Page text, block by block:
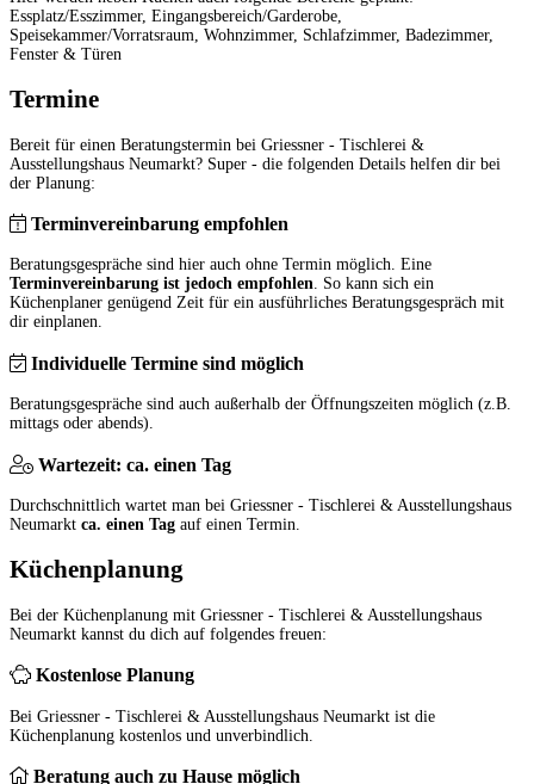
Essplatz/Esszimmer, Eingangsbereich/Garderobe,
Speisekammer/Vorratsraum, Wohnzimmer, Schlafzimmer, Badezimmer,
Fenster & Türen
Termine
Bereit für einen Beratungstermin bei Griessner - Tischlerei &
Ausstellungshaus Neumarkt? Super - die folgenden Details helfen dir bei
der Planung:
Terminvereinbarung empfohlen
Beratungsgespräche sind hier auch ohne Termin möglich. Eine
Terminvereinbarung ist jedoch empfohlen. So kann sich ein
Küchenplaner genügend Zeit für ein ausführliches Beratungsgespräch mit
dir einplanen.
Individuelle Termine sind möglich
Beratungsgespräche sind auch außerhalb der Öffnungszeiten möglich (z.B.
mittags oder abends).
Wartezeit: ca. einen Tag
Durchschnittlich wartet man bei Griessner - Tischlerei & Ausstellungshaus
Neumarkt ca. einen Tag auf einen Termin.
Küchenplanung
Bei der Küchenplanung mit Griessner - Tischlerei & Ausstellungshaus
Neumarkt kannst du dich auf folgendes freuen:
Kostenlose Planung
Bei Griessner - Tischlerei & Ausstellungshaus Neumarkt ist die
Küchenplanung kostenlos und unverbindlich.
Beratung auch zu Hause möglich